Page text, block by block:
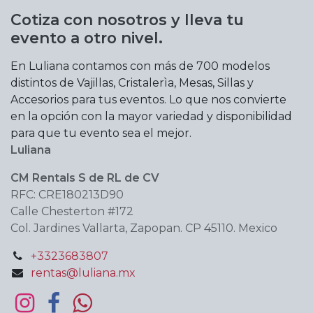
Cotiza con nosotros y lleva tu
evento a otro nivel.
En Luliana contamos con más de 700 modelos
distintos de Vajillas, Cristalerìa, Mesas, Sillas y
Accesorios para tus eventos. Lo que nos convierte
en la opción con la mayor variedad y disponibilidad
para que tu evento sea el mejor.
Luliana
CM Rentals S de RL de CV
RFC: CRE180213D90
Calle Chesterton #172
Col. Jardines Vallarta, Zapopan. CP 45110. Mexico
+3323683807
rentas@luliana.mx